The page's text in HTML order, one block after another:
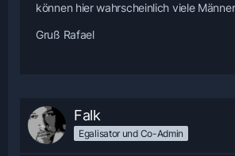
können hier wahrscheinlich viele
Gruß Rafael
Falk
Egalisator und Co-Admin